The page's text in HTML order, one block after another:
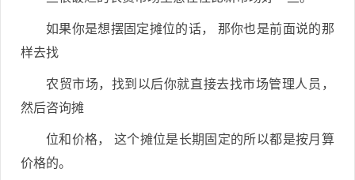
如果你是想摆固定摊位的话， 那你也是前面说的那
样去找
农贸市场，找到以后你就直接去找市场管理人员，
然后咨询摊
位和价格， 这个摊位是长期固定的所以都是按月算
价格的。